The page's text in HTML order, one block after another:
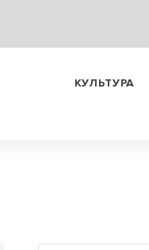
КУЛЬТУРА